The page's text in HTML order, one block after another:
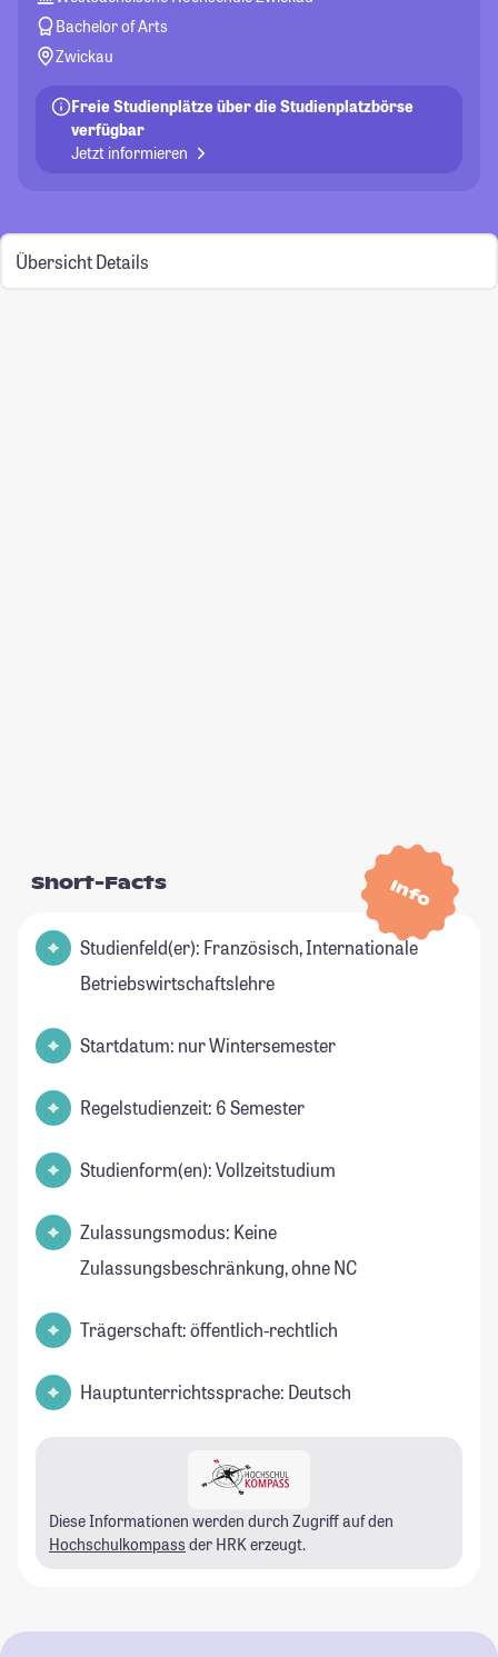
Bachelor of Arts
Zwickau
Freie Studienplätze über die Studienplatzbörse
verfügbar
Jetzt informieren
Übersicht Details
Info
Short-Facts
Studienfeld(er): Französisch, Internationale
Betriebswirtschaftslehre
Startdatum: nur Wintersemester
Regelstudienzeit: 6 Semester
Studienform(en): Vollzeitstudium
Zulassungsmodus: Keine
Zulassungsbeschränkung, ohne NC
Trägerschaft: öffentlich-rechtlich
Hauptunterrichtssprache: Deutsch
Diese Informationen werden durch Zugriff auf den
Hochschulkompass der HRK erzeugt.